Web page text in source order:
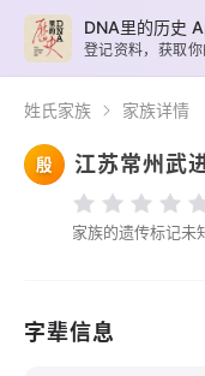
姓氏家族 家族详情
殷 江苏常州武
家族的遗传标记未
字辈信息
DNA里的历史
登记资料，获取